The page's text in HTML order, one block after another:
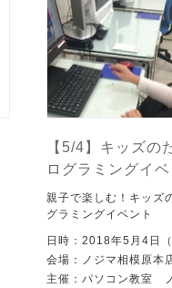
【5/4】キッズの
ログラミングイ
親子で楽しむ！キッズ
グラミングイベント
日時：2018年5月4日
会場：ノジマ相模原本
主催：パソコン教室